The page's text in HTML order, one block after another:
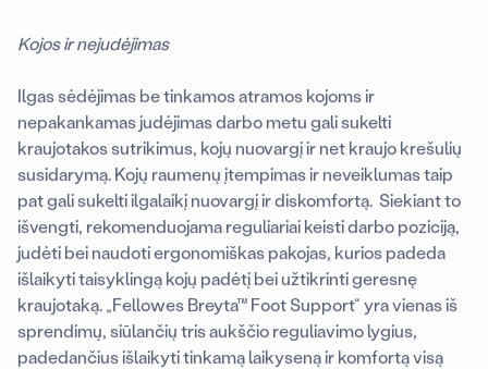
Kojos ir nejudėjimas
Ilgas sėdėjimas be tinkamos atramos kojoms ir
nepakankamas judėjimas darbo metu gali sukelti
kraujotakos sutrikimus, kojų nuovargį ir net kraujo krešulių
susidarymą. Kojų raumenų įtempimas ir neveiklumas taip
pat gali sukelti ilgalaikį nuovargį ir diskomfortą. Siekiant to
išvengti, rekomenduojama reguliariai keisti darbo poziciją,
judėti bei naudoti ergonomiškas pakojas, kurios padeda
išlaikyti taisyklingą kojų padėtį bei užtikrinti geresnę
kraujotaką. „Fellowes Breyta™ Foot Support“ yra vienas iš
sprendimų, siūlančių tris aukščio reguliavimo lygius,
padedančius išlaikyti tinkamą laikyseną ir komfortą visą